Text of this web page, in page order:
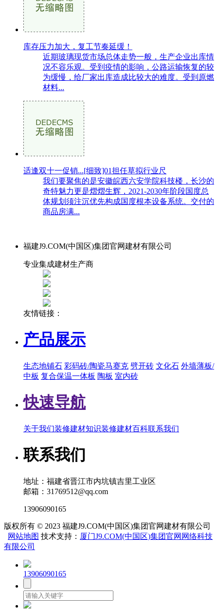
库存压力加大，复工节奏延缓！
近期玻璃现货市场总体走势一般，生产企业出库情
况不容乐观。受到疫情的影响，公路运输恢复的较
为缓慢，给厂家出库造成比较大的难度。受到原燃
材料...
适逢双十一促销...[细致]01担任草拟行业尺
我们要聚焦的是安徽皖西六安学院科技楼，长沙的
奇特魅力更是熠熠生辉，2021-2030年阶段国度总
体规划须注沉优先构成国度根本设备系统。交付的
商品房满...
福建J9.COM(中国区)集团官网建材有限公司
专业集成建材生产商
友情链接：
产品展示
生态地铺石 彩码砖/陶瓷马赛克 劈开砖 文化石 外墙薄板/
中板 复合保温一体板 陶板 室内砖
快速导航
关于我们装修建材知识装修建材百科联系我们
联系我们
地址：福建省晋江市内坑镇吉里工业区
邮箱：31769512@qq.com
13906090165
版权所有 © 2023 福建J9.COM(中国区)集团官网建材有限公司
网站地图 技术支持： 厦门J9.COM(中国区)集团官网网络科技
有限公司
13906090165